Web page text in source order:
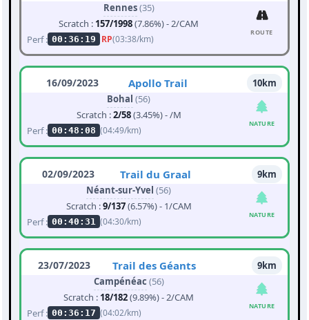
Rennes(35)
Scratch : 157/1998(7.86%) - 2/CAM
Perf : 00:36:19 RP(03:38/km)
ROUTE
16/09/2023 Apollo Trail
10km
Bohal (56)
Scratch :2/58(3.45%) - /M
Perf : 00:48:08 (04:49/km)
NATURE
02/09/2023 Trail du Graal
9km
Néant-sur-Yvel (56)
Scratch :9/137(6.57%) - 1/CAM
Perf : 00:40:31 (04:30/km)
NATURE
23/07/2023 Trail des Géants
9km
Campénéac (56)
Scratch : 18/182(9.89%) - 2/CAM
Perf : 00:36:17 (04:02/km)
NATURE